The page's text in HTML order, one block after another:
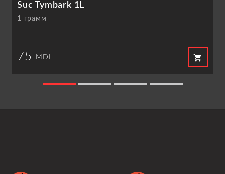
Suc Tymbark 1L
1 грамм
75 MDL shopping_cart